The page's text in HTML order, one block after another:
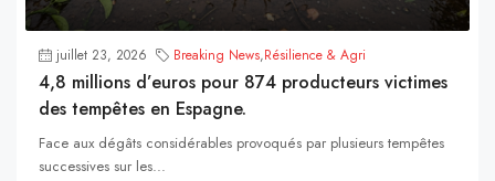
juillet 23, 2026 Breaking News,Résilience & Agri
4,8 millions d’euros pour 874 producteurs victimes
des tempêtes en Espagne.
Face aux dégâts considérables provoqués par plusieurs tempêtes
successives sur les...